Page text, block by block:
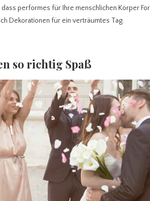
performes für Ihre menschlichen Körper
Dekorationen für ein verträumtes Tag.
so richtig Spaß